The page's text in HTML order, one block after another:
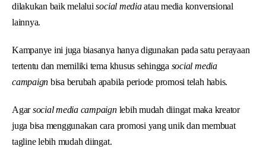
dilakukan baik melaluisocial mediaatau media konvensional
lainnya.
Kampanye ini juga biasanya hanya digunakan pada satu perayaan
tertentu dan memiliki tema khusus sehingga social media
campaign bisa berubah apabila periode promosi telah habis.
Agarsocial media campaign lebih mudah diingat maka kreator
juga bisa menggunakan cara promosi yang unik dan membuat
tagline lebih mudah diingat.